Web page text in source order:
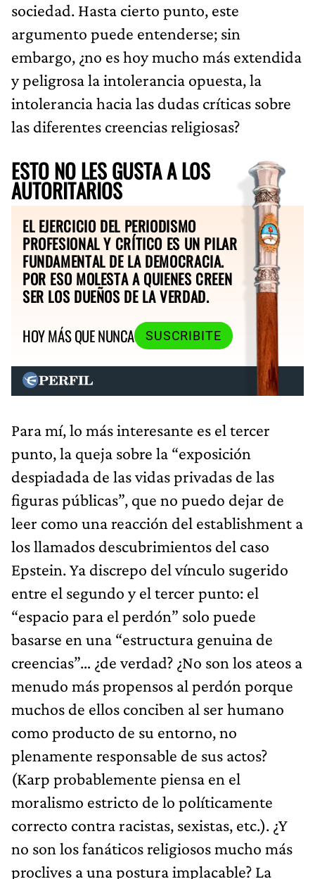
sociedad. Hasta cierto punto, este
argumento puede entenderse; sin
embargo, ¿no es hoy mucho más extendida
y peligrosa la intolerancia opuesta, la
intolerancia hacia las dudas críticas sobre
las diferentes creencias religiosas?
ESTO NO LES GUSTA A LOS
AUTORITARIOS
EL EJERCICIO DEL PERIODISMO
PROFESIONAL Y CRÍTICO ES UN PILAR
FUNDAMENTAL DE LA DEMOCRACIA.
POR ESO MOLESTA A QUIENES CREEN
SER LOS DUEÑOS DE LA VERDAD.
HOY MÁS QUE NUNCA
SUSCRIBITE
Para mí, lo más interesante es el tercer
punto, la queja sobre la “exposición
despiadada de las vidas privadas de las
figuras públicas”, que no puedo dejar de
leer como una reacción del establishment a
los llamados descubrimientos del caso
Epstein. Ya discrepo del vínculo sugerido
entre el segundo y el tercer punto: el
“espacio para el perdón” solo puede
basarse en una “estructura genuina de
creencias”… ¿de verdad? ¿No son los ateos a
menudo más propensos al perdón porque
muchos de ellos conciben al ser humano
como producto de su entorno, no
plenamente responsable de sus actos?
(Karp probablemente piensa en el
moralismo estricto de lo políticamente
correcto contra racistas, sexistas, etc.). ¿Y
no son los fanáticos religiosos mucho más
proclives a una postura implacable? La